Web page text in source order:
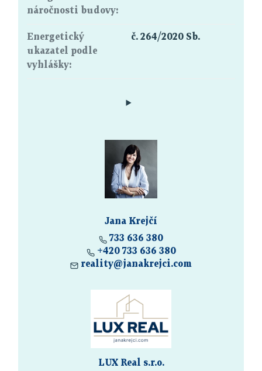
náročnosti budovy:
Energetický
ukazatel podle
vyhlášky:
č. 264/2020 Sb.
Jana Krejčí
733 636 380
+420 733 636 380
reality@janakrejci.com
LUX Real s.r.o.